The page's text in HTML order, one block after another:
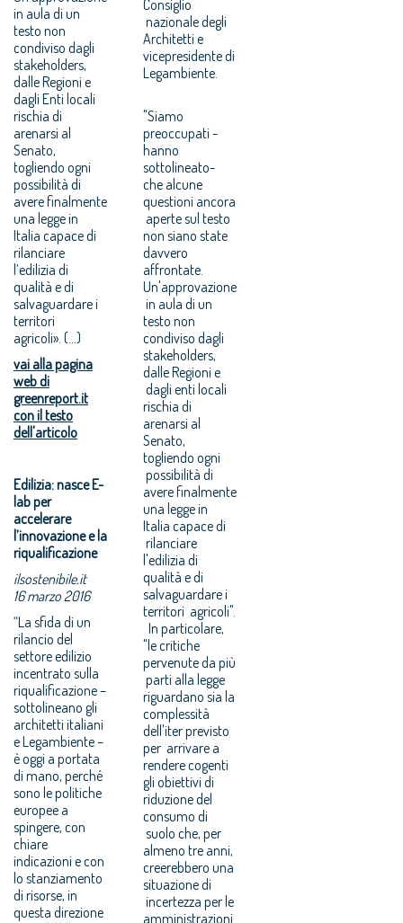
in aula di un
testo non
condiviso dagli
stakeholders,
dalle Regioni e
dagli Enti locali
rischia di
arenarsi al
Senato,
togliendo ogni
possibilità di
avere finalmente
una legge in
Italia capace di
rilanciare
l’edilizia di
qualità e di
salvaguardare i
territori
agricoli». (...)
vai alla pagina
web di
greenreport.it
con il testo
dell'articolo
Edilizia: nasce E-
lab per
accelerare
l’innovazione e la
riqualificazione
ilsostenibile.it
16 marzo 2016
“La sfida di un
rilancio del
settore edilizio
incentrato sulla
riqualificazione –
sottolineano gli
architetti italiani
e Legambiente –
è oggi a portata
di mano, perché
sono le politiche
europee a
spingere, con
chiare
indicazioni e con
lo stanziamento
di risorse, in
questa direzione
Consiglio
nazionale degli
Architetti e
vicepresidente di
Legambiente.
"Siamo
preoccupati -
hanno
sottolineato-
che alcune
questioni ancora
aperte sul testo
non siano state
davvero
affrontate.
Un'approvazione
in aula di un
testo non
condiviso dagli
stakeholders,
dalle Regioni e
dagli enti locali
rischia di
arenarsi al
Senato,
togliendo ogni
possibilità di
avere finalmente
una legge in
Italia capace di
rilanciare
l'edilizia di
qualità e di
salvaguardare i
territori agricoli".
In particolare,
"le critiche
pervenute da più
parti alla legge
riguardano sia la
complessità
dell'iter previsto
per arrivare a
rendere cogenti
gli obiettivi di
riduzione del
consumo di
suolo che, per
almeno tre anni,
creerebbero una
situazione di
incertezza per le
amministrazioni